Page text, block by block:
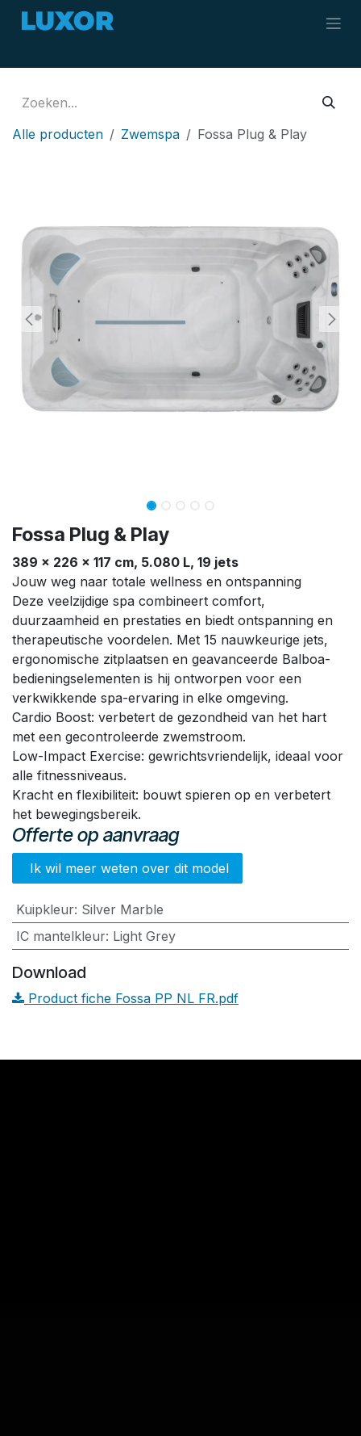
Overslaan naar inhoud
Alle producten Zwemspa Fossa Plug & Play
Fossa Plug & Play
389 × 226 × 117 cm, 5.080 L, 19 jets
Jouw weg naar totale wellness en ontspanning
Deze veelzijdige spa combineert comfort,
duurzaamheid en prestaties en biedt ontspanning en
therapeutische voordelen. Met 15 nauwkeurige jets,
ergonomische zitplaatsen en geavanceerde Balboa-
bedieningselementen is hij ontworpen voor een
verkwikkende spa-ervaring in elke omgeving.
Cardio Boost: verbetert de gezondheid van het hart
met een gecontroleerde zwemstroom.
Low-Impact Exercise: gewrichtsvriendelijk, ideaal voor
alle fitnessniveaus.
Kracht en flexibiliteit: bouwt spieren op en verbetert
het bewegingsbereik.
Offerte op aanvraag
Ik wil meer weten over dit model
Kuipkleur: Silver Marble
IC mantelkleur: Light Grey
Download
Product fiche Fossa PP NL FR.pdf